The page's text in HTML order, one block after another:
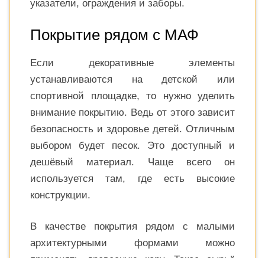
указатели, ограждения и заборы.
Покрытие рядом с МАФ
Если декоративные элементы
устанавливаются на детской или
спортивной площадке, то нужно уделить
внимание покрытию. Ведь от этого зависит
безопасность и здоровье детей. Отличным
выбором будет песок. Это доступный и
дешёвый материал. Чаще всего он
используется там, где есть высокие
конструкции.
В качестве покрытия рядом с малыми
архитектурными формами можно